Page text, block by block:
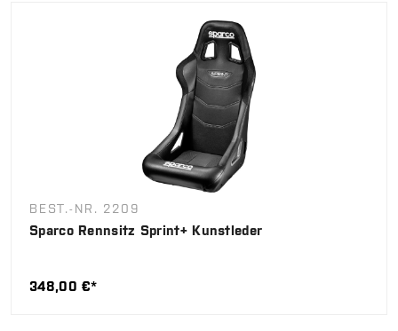
BEST.-NR. 2209
Sparco Rennsitz Sprint+ Kunstleder
348,00 €*